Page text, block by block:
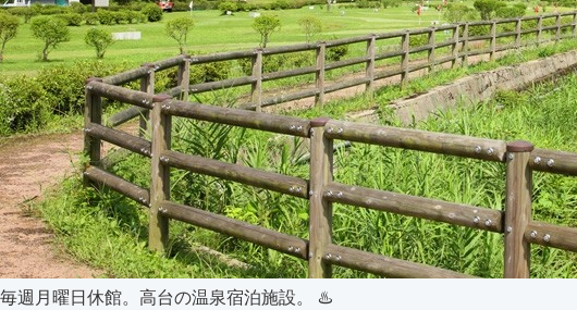
毎週月曜日休館。高台の温泉宿泊施設。 ♨️